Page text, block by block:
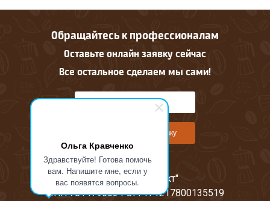
Ольга Кравченко
Здравствуйте! Готова помочь
вам. Напишите мне, если у
вас появятся вопросы.
Обращайтесь к профессионалам
Оставьте онлайн заявку сейчас
Все остальное сделаем мы сами!
Оставить онлайн заявку
ООО "М-Проджект"
ИНН 7814796634 ОГРН 1217800135519